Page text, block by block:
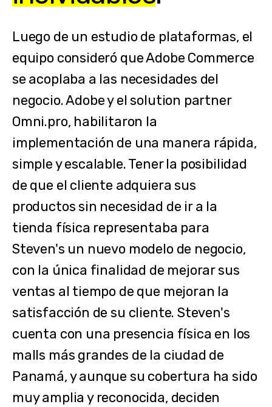
Luego de un estudio de plataformas, el
equipo consideró que Adobe Commerce
se acoplaba a las necesidades del
negocio. Adobe y el solution partner
Omni.pro, habilitaron la
implementación de una manera rápida,
simple y escalable. Tener la posibilidad
de que el cliente adquiera sus
productos sin necesidad de ir a la
tienda física representaba para
Steven's un nuevo modelo de negocio,
con la única finalidad de mejorar sus
ventas al tiempo de que mejoran la
satisfacción de su cliente. Steven's
cuenta con una presencia física en los
malls más grandes de la ciudad de
Panamá, y aunque su cobertura ha sido
muy amplia y reconocida, deciden